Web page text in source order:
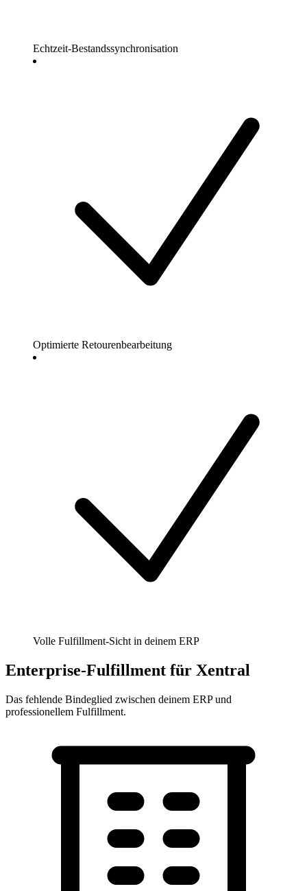
Echtzeit-Bestandssynchronisation
Optimierte Retourenbearbeitung
Volle Fulfillment-Sicht in deinem ERP
Enterprise-Fulfillment für Xentral
Das fehlende Bindeglied zwischen deinem ERP und
professionellem Fulfillment.